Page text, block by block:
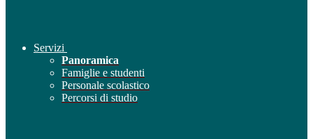
Servizi
Panoramica
Famiglie e studenti
Personale scolastico
Percorsi di studio